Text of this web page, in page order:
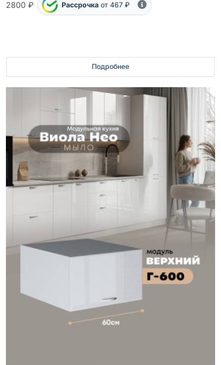
2800 ₽ Рассрочка от 467 ₽
Подробнее